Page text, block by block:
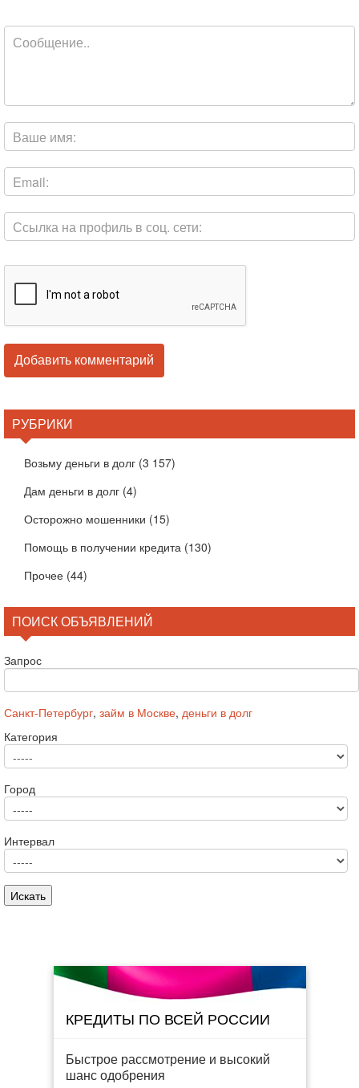
РУБРИКИ
Возьму деньги в долг (3 157)
Дам деньги в долг (4)
Осторожно мошенники (15)
Помощь в получении кредита (130)
Прочее (44)
ПОИСК ОБЪЯВЛЕНИЙ
Запрос
Санкт-Петербург, займ в Москве, деньги в долг
Категория
Город
Интервал
КРЕДИТЫ ПО ВСЕЙ РОССИИ
Быстрое рассмотрение и высокий
шанс одобрения